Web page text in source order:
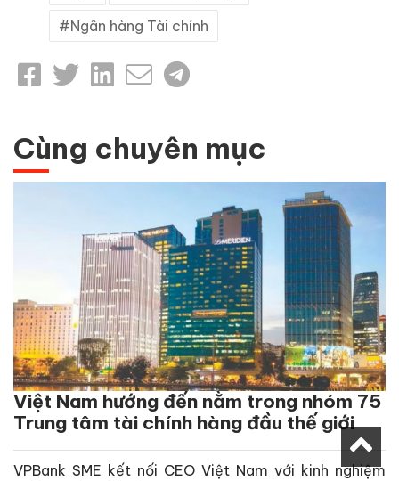
Ngân hàng Tài chính
Cùng chuyên mục
Việt Nam hướng đến nằm trong nhóm 75
Trung tâm tài chính hàng đầu thế giới
VPBank SME kết nối CEO Việt Nam với kinh nghiệm